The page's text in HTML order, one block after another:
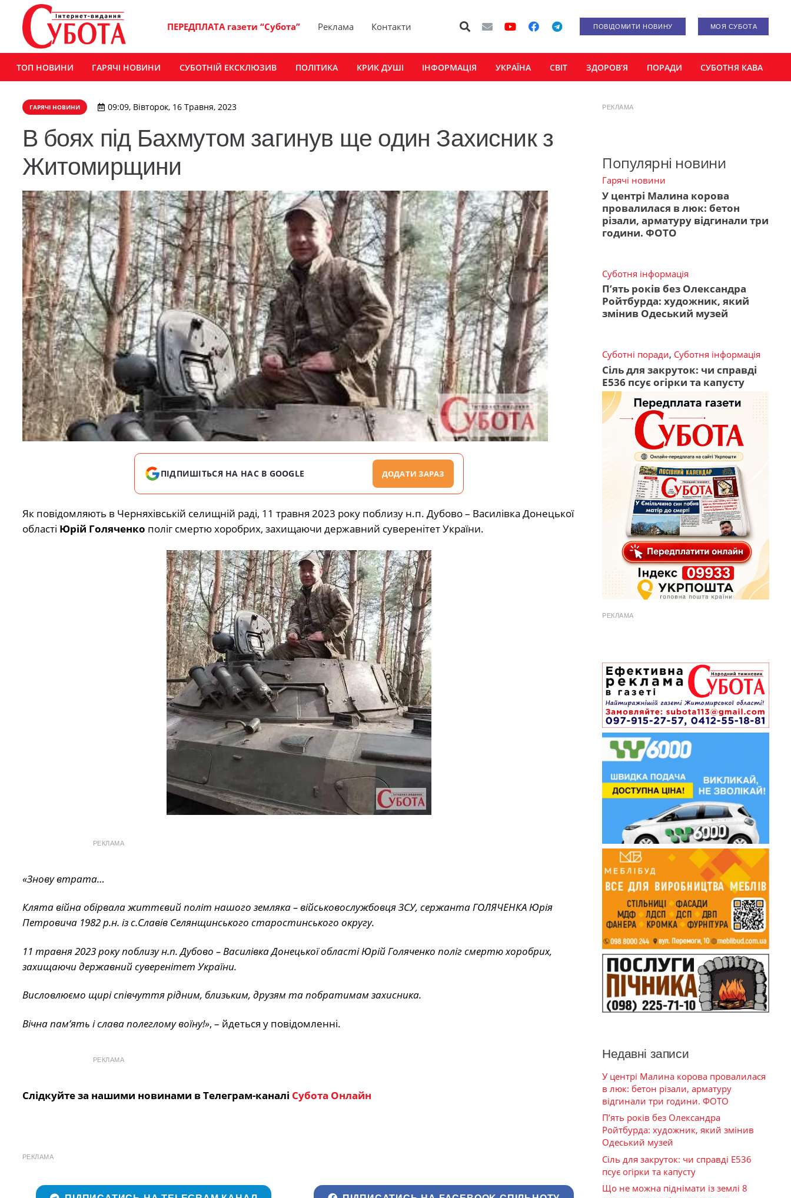
ПЕРЕДПЛАТА газети “Субота” Реклама Контакти ПОВІДОМИТИ НОВИНУ МОЯ СУБОТА
ТОП НОВИНИ ГАРЯЧІ НОВИНИ СУБОТНІЙ ЕКСКЛЮЗИВ ПОЛІТИКА КРИК ДУШІ ІНФОРМАЦІЯ УКРАЇНА СВІТ ЗДОРОВ’Я ПОРАДИ СУБОТНЯ КАВА
ГАРЯЧІ НОВИНИ 09:09, Вівторок, 16 Травня, 2023
В боях під Бахмутом загинув ще один Захисник з
Житомирщини
ПІДПИШІТЬСЯ НА НАС В GOOGLE ДОДАТИ ЗАРАЗ
Як повідомляють в Черняхівській селищній раді, 11 травня 2023 року поблизу н.п. Дубово – Василівка Донецької
області Юрій Голяченко поліг смертю хоробрих, захищаючи державний суверенітет України.
РЕКЛАМА
«Знову втрата…
Клята війна обірвала життєвий політ нашого земляка – військовослужбовця ЗСУ, сержанта ГОЛЯЧЕНКА Юрія
Петровича 1982 р.н. із с.Славів Селянщинського старостинського округу.
11 травня 2023 року поблизу н.п. Дубово – Василівка Донецької області Юрій Голяченко поліг смертю хоробрих,
захищаючи державний суверенітет України.
Висловлюємо щирі співчуття рідним, близьким, друзям та побратимам захисника.
Вічна пам’ять і слава полеглому воїну!», – йдеться у повідомленні.
РЕКЛАМА
Слідкуйте за нашими новинами в Телеграм-каналі Субота Онлайн
РЕКЛАМА
РЕКЛАМА
Популярні новини
Гарячі новини
У центрі Малина корова
провалилася в люк: бетон
різали, арматуру відгинали три
години. ФОТО
Суботня інформація
П’ять років без Олександра
Ройтбурда: художник, який
змінив Одеський музей
Суботні поради, Суботня інформація
Сіль для закруток: чи справді
Е536 псує огірки та капусту
РЕКЛАМА
Недавні записи
У центрі Малина корова провалилася
в люк: бетон різали, арматуру
відгинали три години. ФОТО
П’ять років без Олександра
Ройтбурда: художник, який змінив
Одеський музей
Сіль для закруток: чи справді Е536
псує огірки та капусту
Що не можна піднімати із землі 8